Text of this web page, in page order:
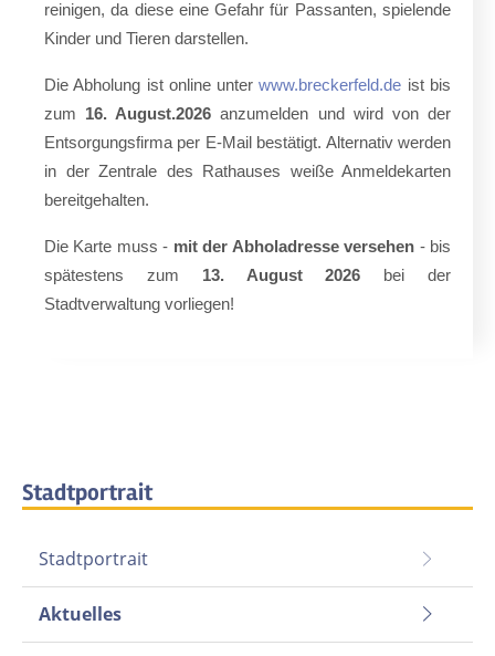
reinigen, da diese eine Gefahr für Passanten, spielende
Kinder und Tieren darstellen.
Die Abholung ist online unterwww.breckerfeld.de ist bis
zum 16. August.2026 anzumelden und wird von der
Entsorgungsfirma per E-Mail bestätigt. Alternativ werden
in der Zentrale des Rathauses weiße Anmeldekarten
bereitgehalten.
Die Karte muss - mit der Abholadresse versehen - bis
spätestens zum 13. August 2026
bei der
Stadtverwaltung vorliegen!
Stadtportrait
Stadtportrait
Aktuelles